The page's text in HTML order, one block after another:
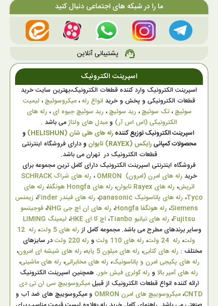
ما را در شبکه های اجتماعی دنبال کنید
support_agent
پشتیبانی آنلاین
اسپرینت الکترونیک
اسپرینت الکترونیک وارد کننده قطعات الکترونیک،بهترین سایت خرید
قطعات الکترونیکی و پخش و خرید انواع رله،میکروسوئیچ، لیمیت
سوئیچ،تک سوئیچ، رید سوئیچ، رید سوئیچ جیوه ای، رله های
الکترونیکی (اس اس آر) ومبدل های ولتاژمی باشد .
اسپرینت الکترونیک توزیع کنندهرله های هلی شان (HELISHUN)
و
محصولات کمپانیرایکس (RAYEX) تایوان ودارای فروشگاه اینترنتی
قطعات الکترونیک در تهران می باشد.
فروشگاه اینترنتی اسپرینت الکترونیک دارای کامل ترین مجموعه برای
خرید رله های امرن (امرون) OMRON ،
رله های شراک SCHRACK
اتریش، رله های Rayex تایوان ، رله های Hongfa هونگفا ، رله های
Tyco، رله های پاناسونیک panasonic ، رله های فیندر Finder ، زیمنس
Siemens، رله هونگفا Hongfa ، رله های ان اچ جی NHG ،فوجیتسو
Fujitsu، رله های تیانبو Tianbo ، اچ کا ای HKE ، لیمینگ LIMING
وسایر برندهای مطرح می باشد. مجموعه کامل از رله های 5 ولت ،
رله 12
ولت، رله 24 ولت ، رله های 110 ولت و رله 220 ولت
در سایزهای
مختلف : رله های کتابی، رله های میلون 5 پایه ، رله های شیشه ای امرون،
رله های پکیجی امرن و پاناسونیک، رله های مخابراتی، رله های ماشینی،
رله های آمپر بالا و رله کولری فیش خور. همچنین اسپرینت الکترونیک
ارائه کننده انواع قطعات الکترونیک از قبیلمیکروسوییچ سی ان تی دی
CNTD،میکروسوییچ های امرن OMRON
و میکروسوییچ های ضد آب و